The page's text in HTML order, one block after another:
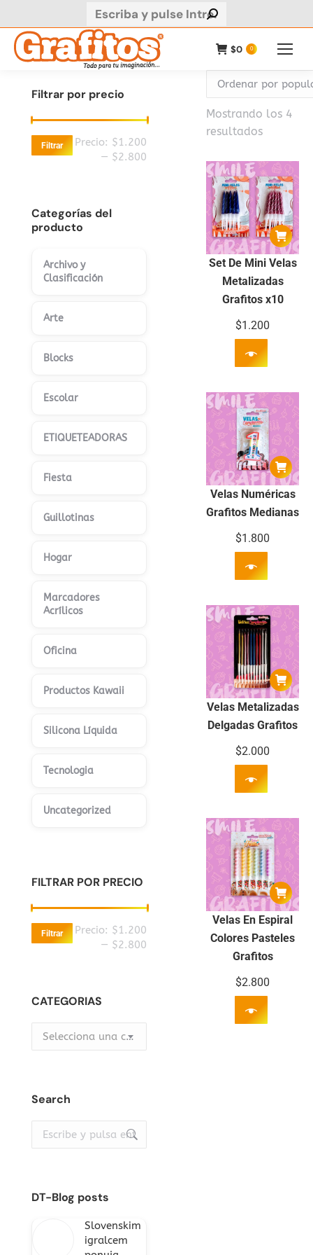
Buscar:
$0 0
Mostrando los 4
resultados
Set De Mini Velas
Metalizadas
Grafitos x10
$1.200
Velas Numéricas
Grafitos Medianas
$1.800
Velas Metalizadas
Delgadas Grafitos
$2.000
Velas En Espiral
Colores Pasteles
Grafitos
$2.800
Filtrar por precio
Filtrar Precio: $1.200
— $2.800
Categorías del
producto
Archivo y
Clasificación
Arte
Blocks
Escolar
ETIQUETEADORAS
Fiesta
Guillotinas
Hogar
Marcadores
Acrílicos
Oficina
Productos Kawaii
Silicona Líquida
Tecnologia
Uncategorized
FILTRAR POR PRECIO
Filtrar Precio: $1.200
— $2.800
CATEGORIAS
Selecciona una categoría
Search
DT-Blog posts
Slovenskim
igralcem